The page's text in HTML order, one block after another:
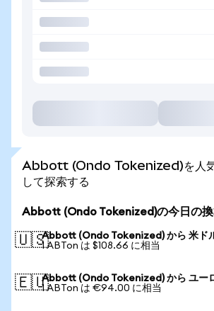
Abbott (Ondo Tokenized)を人気
して探索する
Abbott (Ondo Tokenized)の今日の
🇺🇸Abbott (Ondo Tokenized) から 米ド
1 ABTon は $108.66 に相当
🇪🇺Abbott (Ondo Tokenized) から ユー
1 ABTon は €94.00 に相当